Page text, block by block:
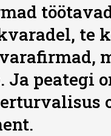
te
Ja peategi